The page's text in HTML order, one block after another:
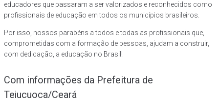
educadores que passaram a ser valorizados e reconhecidos como
profissionais de educação em todos os municípios brasileiros.
Por isso, nossos parabéns a todos e todas as profissionais que,
comprometidas com a formação de pessoas, ajudam a construir,
com dedicação, a educação no Brasil!
Com informações da Prefeitura de
Tejuçuoca/Ceará